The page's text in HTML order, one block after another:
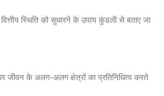
वित्तीय स्थिति को सुधारने के उपाय कुंडली से बताए जा
जीवन के अलग-अलग क्षेत्रों का प्रतिनिधित्व करते